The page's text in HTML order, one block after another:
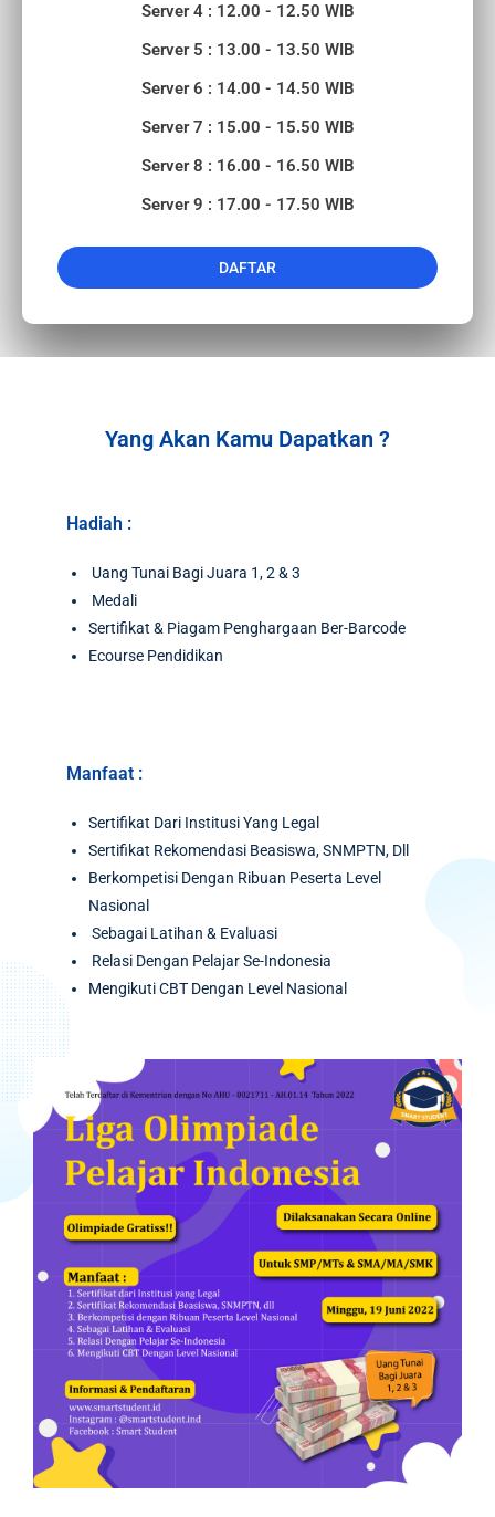
Server 4 : 12.00 - 12.50 WIB
Server 5 : 13.00 - 13.50 WIB
Server 6 : 14.00 - 14.50 WIB
Server 7 : 15.00 - 15.50 WIB
Server 8 : 16.00 - 16.50 WIB
Server 9 : 17.00 - 17.50 WIB
DAFTAR
Yang Akan Kamu Dapatkan ?
Hadiah :
Uang Tunai Bagi Juara 1, 2 & 3
Medali
Sertifikat & Piagam Penghargaan Ber-Barcode
Ecourse Pendidikan
Manfaat :
Sertifikat Dari Institusi Yang Legal
Sertifikat Rekomendasi Beasiswa, SNMPTN, Dll
Berkompetisi Dengan Ribuan Peserta Level
Nasional
Sebagai Latihan & Evaluasi
Relasi Dengan Pelajar Se-Indonesia
Mengikuti CBT Dengan Level Nasional